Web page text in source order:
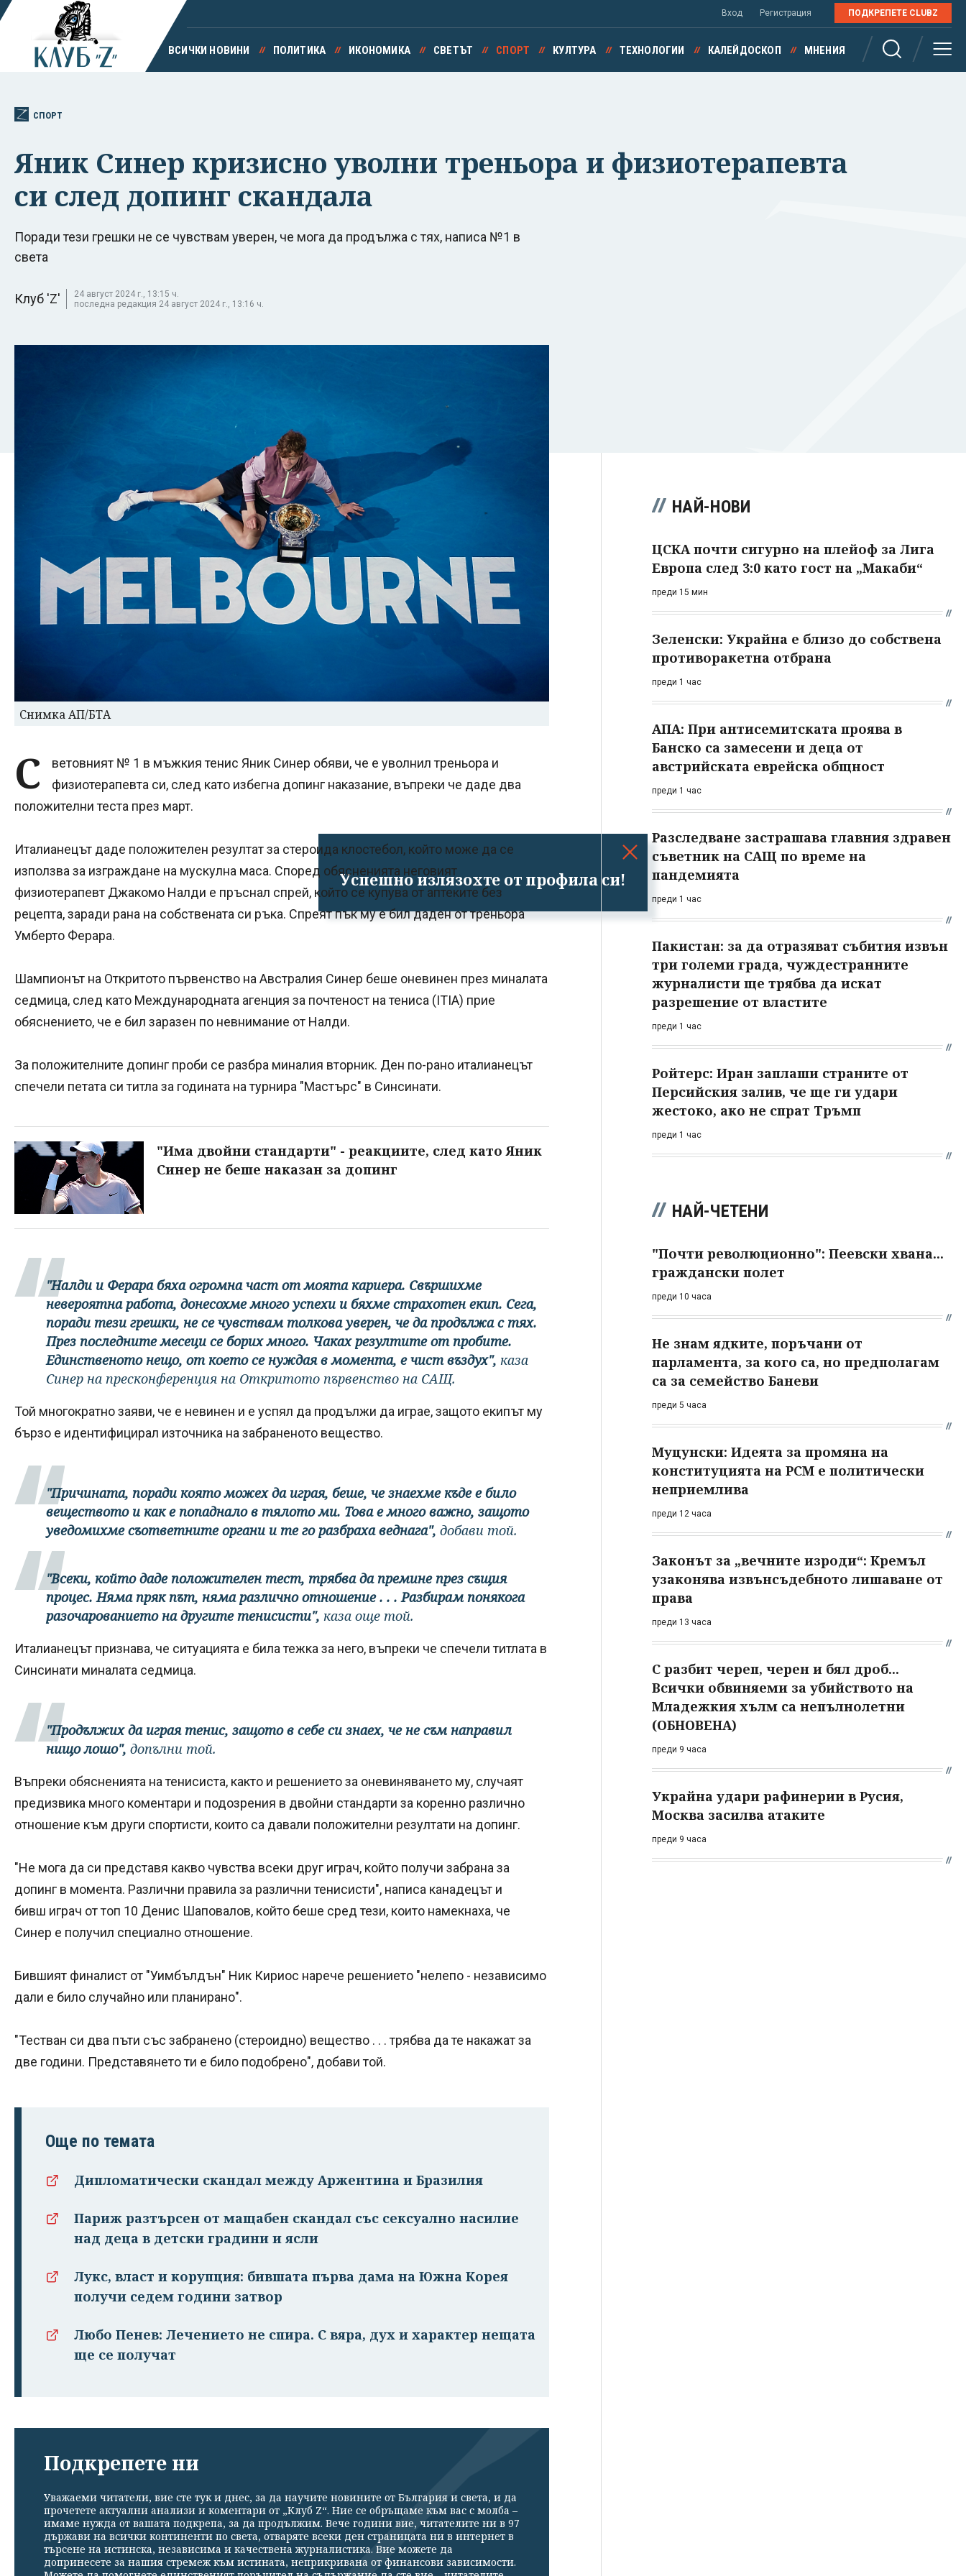
Успешно излязохте от профила си!
Вход Регистрация ПОДКРЕПЕТЕ CLUBZ
ВСИЧКИ НОВИНИ ПОЛИТИКА ИКОНОМИКА СВЕТЪТ СПОРТ КУЛТУРА ТЕХНОЛОГИИ КАЛЕЙДОСКОП МНЕНИЯ
СПОРТ
Яник Синер кризисно уволни треньора и физиотерапевта
си след допинг скандала
Поради тези грешки не се чувствам уверен, че мога да продължа с тях, написа №1 в
света
Клуб 'Z'
24 август 2024 г., 13:15 ч.
последна редакция 24 август 2024 г., 13:16 ч.
Снимка АП/БТА
С
ветовният № 1 в мъжкия тенис Яник Синер обяви, че е уволнил треньора и
физиотерапевта си, след като избегна допинг наказание, въпреки че даде два
положителни теста през март.
Италианецът даде положителен резултат за стероида клостебол, който може да се
използва за изграждане на мускулна маса. Според обясненията неговият
физиотерапевт Джакомо Налди е пръснал спрей, който се купува от аптеките без
рецепта, заради рана на собствената си ръка. Спреят пък му е бил даден от треньора
Умберто Ферара.
Шампионът на Откритото първенство на Австралия Синер беше оневинен през миналата
седмица, след като Международната агенция за почтеност на тениса (ITIA) прие
обяснението, че е бил заразен по невнимание от Налди.
За положителните допинг проби се разбра миналия вторник. Ден по-рано италианецът
спечели петата си титла за годината на турнира "Мастърс" в Синсинати.
"Има двойни стандарти" - реакциите, след като Яник
Синер не беше наказан за допинг
"Налди и Ферара бяха огромна част от моята кариера. Свършихме
невероятна работа, донесохме много успехи и бяхме страхотен екип. Сега,
поради тези грешки, не се чувствам толкова уверен, че да продължа с тях.
През последните месеци се борих много. Чаках резултите от пробите.
Единственото нещо, от което се нуждая в момента, е чист въздух", каза
Синер на пресконференция на Откритото първенство на САЩ.
Той многократно заяви, че е невинен и е успял да продължи да играе, защото екипът му
бързо е идентифицирал източника на забраненото вещество.
"Причината, поради която можех да играя, беше, че знаехме къде е било
веществото и как е попаднало в тялото ми. Това е много важно, защото
уведомихме съответните органи и те го разбраха веднага", добави той.
"Всеки, който даде положителен тест, трябва да премине през същия
процес. Няма пряк път, няма различно отношение . . . Разбирам понякога
разочарованието на другите тенисисти", каза още той.
Италианецът признава, че ситуацията е била тежка за него, въпреки че спечели титлата в
Синсинати миналата седмица.
"Продължих да играя тенис, защото в себе си знаех, че не съм направил
нищо лошо", допълни той.
Въпреки обясненията на тенисиста, както и решението за оневиняването му, случаят
предизвика много коментари и подозрения в двойни стандарти за коренно различно
отношение към други спортисти, които са давали положителни резултати на допинг.
"Не мога да си представя какво чувства всеки друг играч, който получи забрана за
допинг в момента. Различни правила за различни тенисисти", написа канадецът и
бивш играч от топ 10 Денис Шаповалов, който беше сред тези, които намекнаха, че
Синер е получил специално отношение.
Бившият финалист от "Уимбълдън" Ник Кириос нарече решението "нелепо - независимо
дали е било случайно или планирано".
"Тестван си два пъти със забранено (стероидно) вещество . . . трябва да те накажат за
две години. Представянето ти е било подобрено", добави той.
Още по темата
Дипломатически скандал между Аржентина и Бразилия
Париж разтърсен от мащабен скандал със сексуално насилие
над деца в детски градини и ясли
Лукс, власт и корупция: бившата първа дама на Южна Корея
получи седем години затвор
Любо Пенев: Лечението не спира. С вяра, дух и характер нещата
ще се получат
Подкрепете ни
Уважаеми читатели, вие сте тук и днес, за да научите новините от България и света, и да
прочетете актуални анализи и коментари от „Клуб Z“. Ние се обръщаме към вас с молба –
имаме нужда от вашата подкрепа, за да продължим. Вече години вие, читателите ни в 97
държави на всички континенти по света, отваряте всеки ден страницата ни в интернет в
търсене на истинска, независима и качествена журналистика. Вие можете да
допринесете за нашия стремеж към истината, неприкривана от финансови зависимости.
НАЙ-НОВИ
ЦСКА почти сигурно на плейоф за Лига
Европа след 3:0 като гост на „Макаби“
преди 15 мин
Зеленски: Украйна е близо до собствена
противоракетна отбрана
преди 1 час
АПА: При антисемитската проява в
Банско са замесени и деца от
австрийската еврейска общност
преди 1 час
Разследване застрашава главния здравен
съветник на САЩ по време на
пандемията
преди 1 час
Пакистан: за да отразяват събития извън
три големи града, чуждестранните
журналисти ще трябва да искат
разрешение от властите
преди 1 час
Ройтерс: Иран заплаши страните от
Персийския залив, че ще ги удари
жестоко, ако не спрат Тръмп
преди 1 час
НАЙ-ЧЕТЕНИ
"Почти революционно": Пеевски хвана...
граждански полет
преди 10 часа
Не знам ядките, поръчани от
парламента, за кого са, но предполагам
са за семейство Баневи
преди 5 часа
Муцунски: Идеята за промяна на
конституцията на РСМ е политически
неприемлива
преди 12 часа
Законът за „вечните изроди“: Кремъл
узаконява извънсъдебното лишаване от
права
преди 13 часа
С разбит череп, черен и бял дроб...
Всички обвиняеми за убийството на
Младежкия хълм са непълнолетни
(ОБНОВЕНА)
преди 9 часа
Украйна удари рафинерии в Русия,
Москва засилва атаките
преди 9 часа